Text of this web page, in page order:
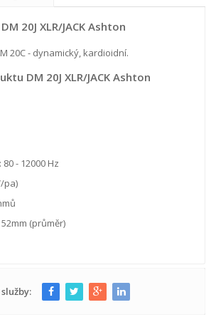
20J XLR/JACK Ashton
20C - dynamický, kardioidní.
DM 20J XLR/JACK Ashton
- 12000 Hz
pa)
(průměr)